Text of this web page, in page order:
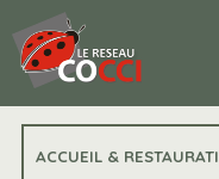
ACCUEIL &